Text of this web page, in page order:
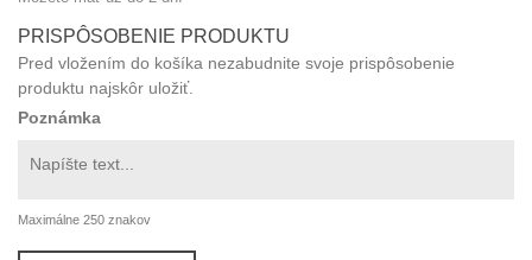
PRISPÔSOBENIE PRODUKTU
Pred vložením do košíka nezabudnite svoje prispôsobenie
produktu najskôr uložiť.
Poznámka
Maximálne 250 znakov